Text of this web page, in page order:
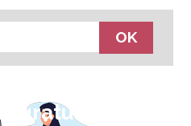
gratuit